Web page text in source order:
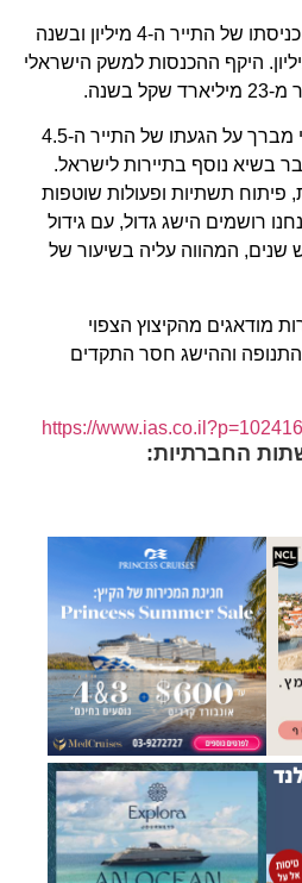
כזכור, בשנה שעברה צוינה כניסתו של התייר ה-4 מיליון ובשנה
נרשם שיא של 3 מיליון. היקף ההכנסות למשק הישראלי
בשנה.
: "אני מברך על הגעתו של התייר ה-4.5
בשיא נוסף בתיירות לישראל.
פיתוח תשתיות ופעולות שוטפות
רושמים הישג גדול, עם גידול
שנים, המהווה עליה בשיעור של
מודאגים מהקיצוץ הצפוי
וההישג חסר התקדים
https://www.ias.co.il?p=102416
החברתיות: